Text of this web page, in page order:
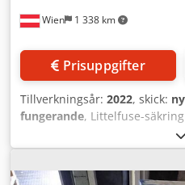
Wien 1 338 km
Prisuppgifter
Tillverkningsår: 2022, skick: ny
fungerande, Littelfuse-
en spänning på 250 VAC.
pris 5 €